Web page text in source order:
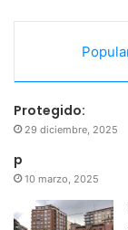
Protegido:
29 diciembre, 2025
p
10 marzo, 2025